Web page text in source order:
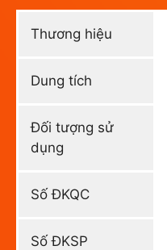
Thương hiệu
Dung tích
Đối tượng sử
dụng
Số ĐKQC
Số ĐKSP